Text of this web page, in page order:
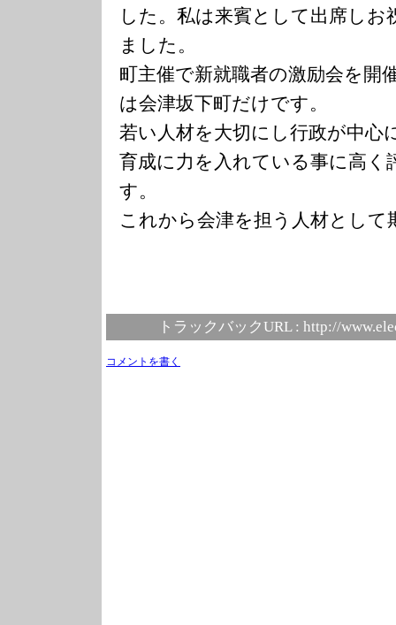
した。私は来賓として出席し
ました。
町主催で新就職者の激励会を開
は会津坂下町だけです。
若い人材を大切にし行政が中心
育成に力を入れている事に高く
す。
これから会津を担う人材として
トラックバックURL : http://
コメントを書く